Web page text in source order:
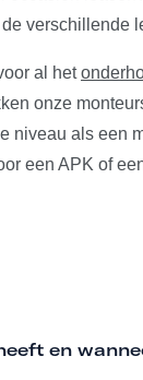
verschillende
al het
onze
niveau als een
een APK of
en